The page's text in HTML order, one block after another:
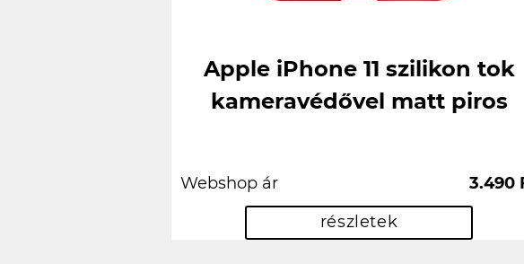
Apple iPhone 11 szilikon tok
kameravédővel matt piros
Webshop ár
3.490
részletek